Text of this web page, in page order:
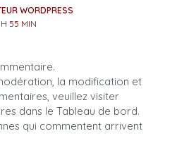
WORDPRESS
55 MIN
la modification et
veuillez visiter
dans le Tableau de bord.
qui commentent arrivent